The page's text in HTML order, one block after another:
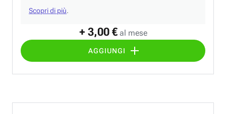
+ 3,00 € al mese
AGGIUNGI
Scopri di più.